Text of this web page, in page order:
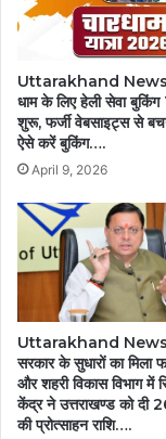
Uttarakhand News:
धाम के लिए हेली सेवा
शुरू, फर्जी वेबसाइट्स से
ऐसे करें बुकिंग….
April 9, 2026
Uttarakhand News:
सरकार के सुधारों का
और शहरी विकास विभाग में
केंद्र ने उत्तराखण्ड को दी
की प्रोत्साहन राशि….